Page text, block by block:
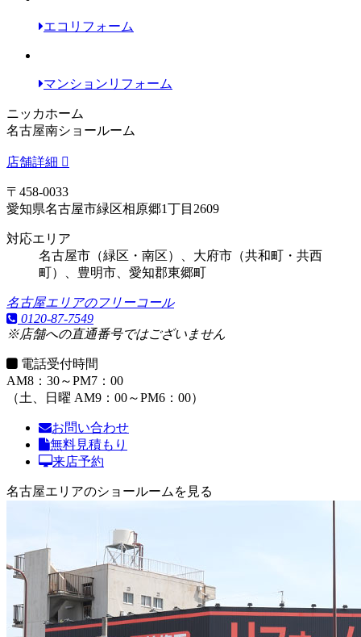
エコリフォーム
マンションリフォーム
ニッカホーム
名古屋南ショールーム
店舗詳細
〒458-0033
愛知県名古屋市緑区相原郷1丁目2609
対応エリア
名古屋市（緑区・南区）、大府市（共和町・共西
町）、豊明市、愛知郡東郷町
名古屋エリアのフリーコール
0120-87-7549
※店舗への直通番号ではございません
電話受付時間
AM8：30～PM7：00
（土、日曜 AM9：00～PM6：00）
お問い合わせ
無料見積もり
来店予約
名古屋エリアのショールームを見る